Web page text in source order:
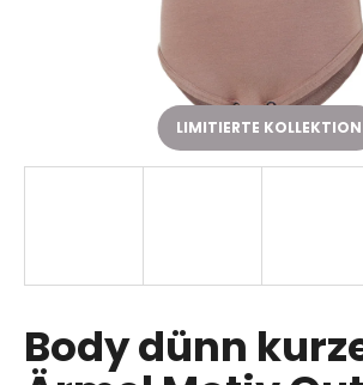
Body dünn
LIMITIERTE KOLLEKTION
p
f